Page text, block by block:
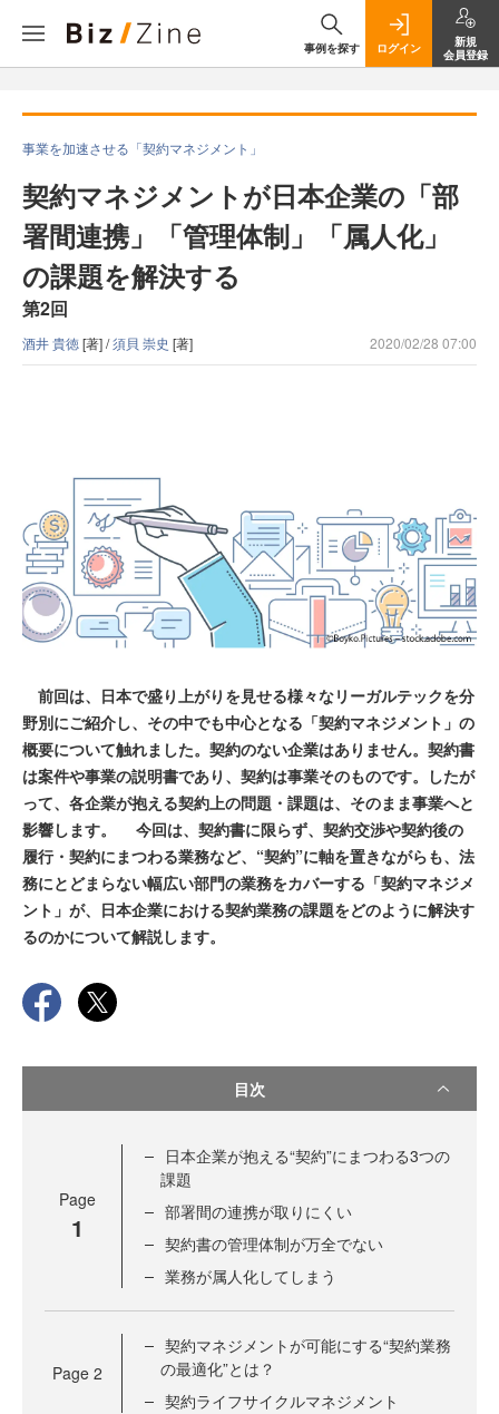
事例を探す ログイン
新規
会員登録
事業を加速させる「契約マネジメント」
契約マネジメントが日本企業の「部
署間連携」「管理体制」「属人化」
の課題を解決する
第2回
酒井 貴徳[著] /須貝 崇史 [著] 2020/02/28 07:00
前回は、日本で盛り上がりを見せる様々なリーガルテックを分
野別にご紹介し、その中でも中心となる「契約マネジメント」の
概要について触れました。契約のない企業はありません。契約書
は案件や事業の説明書であり、契約は事業そのものです。したが
って、各企業が抱える契約上の問題・課題は、そのまま事業へと
影響します。 今回は、契約書に限らず、契約交渉や契約後の
履行・契約にまつわる業務など、“契約”に軸を置きながらも、法
務にとどまらない幅広い部門の業務をカバーする「契約マネジメ
ント」が、日本企業における契約業務の課題をどのように解決す
るのかについて解説します。
目次
Page
1
日本企業が抱える“契約”にまつわる3つの
課題
部署間の連携が取りにくい
契約書の管理体制が万全でない
業務が属人化してしまう
Page 2
契約マネジメントが可能にする“契約業務
の最適化”とは？
契約ライフサイクルマネジメント